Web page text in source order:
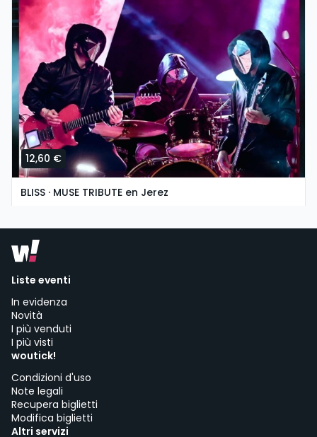
12,60 €
BLISS · MUSE TRIBUTE en Jerez
Liste eventi
In evidenza
Novità
I più venduti
I più visti
woutick!
Condizioni d'uso
Note legali
Recupera biglietti
Modifica biglietti
Altri servizi